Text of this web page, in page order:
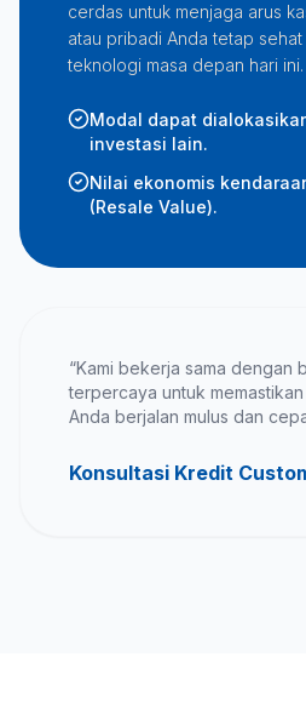
cerdas untuk menjaga arus
atau pribadi Anda tetap sehat
teknologi masa depan hari ini.
Modal dapat
investasi lain.
Nilai ekonomis
(Resale Value).
“Kami bekerja sama dengan
terpercaya untuk
Anda berjalan mulus dan
Konsultasi Kredit